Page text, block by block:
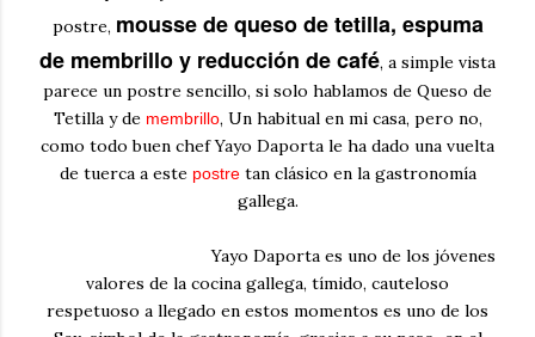
postre, mousse de queso de tetilla, espuma
de membrillo y reducción de café, a simple vista
parece un postre sencillo, si solo hablamos de Queso de
Tetilla y de membrillo, Un habitual en mi casa, pero no,
como todo buen chef Yayo Daporta le ha dado una vuelta
de tuerca a este postretan clásico en la gastronomía
gallega.
Yayo Daporta es uno de los jóvenes
valores de la cocina gallega, tímido, cauteloso
respetuoso a llegado en estos momentos es uno de los